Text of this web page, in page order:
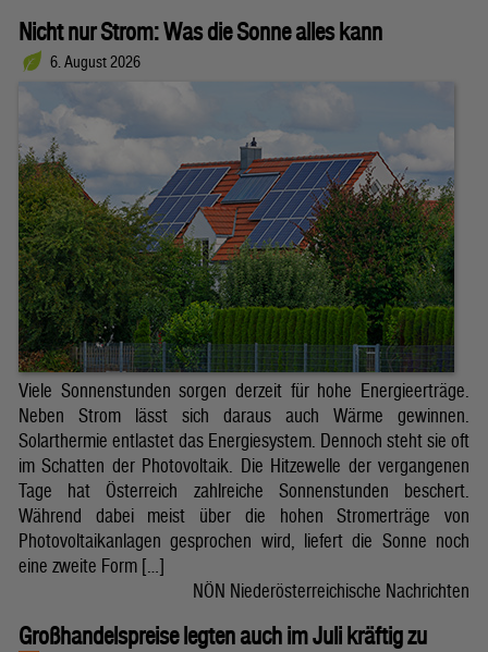
Nicht nur Strom: Was die Sonne alles kann
6. August 2026
Viele Sonnenstunden sorgen derzeit für hohe Energieerträge.
Neben Strom lässt sich daraus auch Wärme gewinnen.
Solarthermie entlastet das Energiesystem. Dennoch steht sie oft
im Schatten der Photovoltaik. Die Hitzewelle der vergangenen
Tage hat Österreich zahlreiche Sonnenstunden beschert.
Während dabei meist über die hohen Stromerträge von
Photovoltaikanlagen gesprochen wird, liefert die Sonne noch
eine zweite Form […]
NÖN Niederösterreichische Nachrichten
Großhandelspreise legten auch im Juli kräftig zu